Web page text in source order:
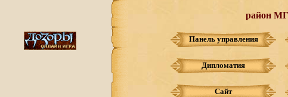
район
Панель управления
Дипломатия
Сайт